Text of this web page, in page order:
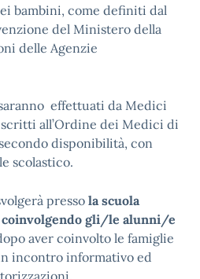
bambini, come definiti dal
del Ministero della
delle Agenzie
effettuati da Medici
all’Ordine dei Medici di
disponibilità, con
scolastico.
presso la scuola
gli/le alunni/e
aver coinvolto le famiglie
incontro informativo ed